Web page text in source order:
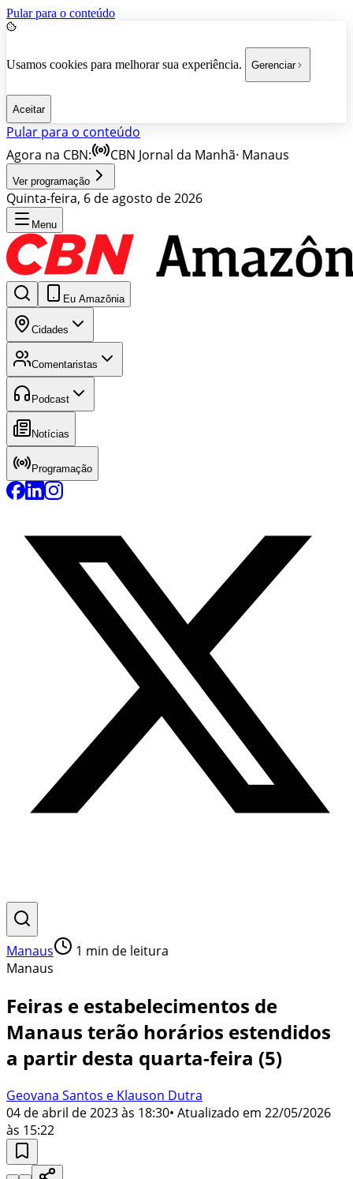
Pular para o conteúdo
Usamos cookies para melhorar sua experiência. Gerenciar
Aceitar
Pular para o conteúdo
Agora na CBN:
CBN Jornal da Manhã· Manaus
Ver programação
Quinta-feira, 6 de agosto de 2026
Menu
Eu Amazônia
Cidades
Comentaristas
Podcast
Notícias
Programação
Manaus 1 min de leitura
Manaus
Feiras e estabelecimentos de
Manaus terão horários estendidos
a partir desta quarta-feira (5)
Geovana Santos e Klauson Dutra
04 de abril de 2023 às 18:30• Atualizado em 22/05/2026
às 15:22